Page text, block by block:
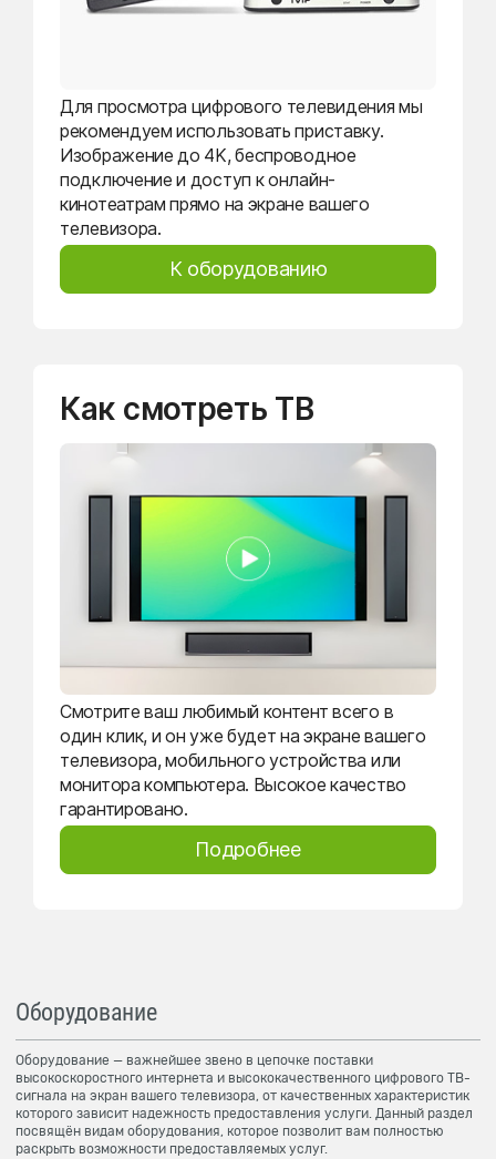
Для просмотра цифрового телевидения мы
рекомендуем использовать приставку.
Изображение до 4K, беспроводное
подключение и доступ к онлайн-
кинотеатрам прямо на экране вашего
телевизора.
К оборудованию
Как смотреть ТВ
Смотрите ваш любимый контент всего в
один клик, и он уже будет на экране вашего
телевизора, мобильного устройства или
монитора компьютера. Высокое качество
гарантировано.
Подробнее
Оборудование
Оборудование — важнейшее звено в цепочке поставки
высокоскоростного интернета и высококачественного цифрового ТВ-
сигнала на экран вашего телевизора, от качественных характеристик
которого зависит надежность предоставления услуги. Данный раздел
посвящён видам оборудования, которое позволит вам полностью
раскрыть возможности предоставляемых услуг.